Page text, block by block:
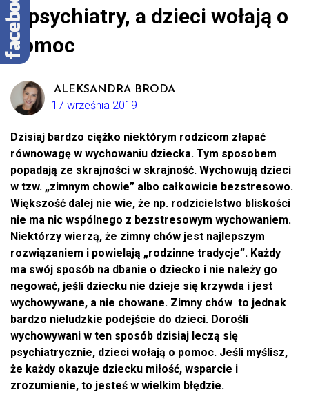
u psychiatry, a dzieci wołają o
pomoc
ALEKSANDRA BRODA
17 września 2019
Dzisiaj bardzo ciężko niektórym rodzicom złapać
równowagę w wychowaniu dziecka. Tym sposobem
popadają ze skrajności w skrajność. Wychowują dzieci
w tzw. „zimnym chowie” albo całkowicie bezstresowo.
Większość dalej nie wie, że np. rodzicielstwo bliskości
nie ma nic wspólnego z bezstresowym wychowaniem.
Niektórzy wierzą, że zimny chów jest najlepszym
rozwiązaniem i powielają „rodzinne tradycje”. Każdy
ma swój sposób na dbanie o dziecko i nie należy go
negować, jeśli dziecku nie dzieje się krzywda i jest
wychowywane, a nie chowane. Zimny chów to jednak
bardzo nieludzkie podejście do dzieci. Dorośli
wychowywani w ten sposób dzisiaj leczą się
psychiatrycznie, dzieci wołają o pomoc. Jeśli myślisz,
że każdy okazuje dziecku miłość, wsparcie i
zrozumienie, to jesteś w wielkim błędzie.